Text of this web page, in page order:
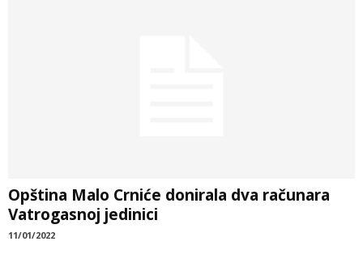
Opština Malo Crniće donirala dva računara
Vatrogasnoj jedinici
11/01/2022